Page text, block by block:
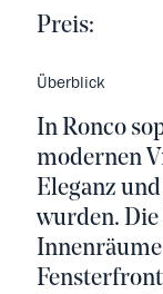
Preis:
Überblick
In Ronco
modernen
Eleganz
wurden.